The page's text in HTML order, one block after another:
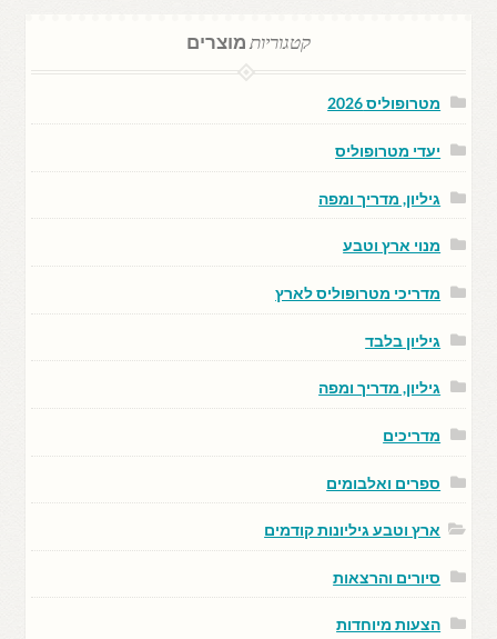
קטגוריותמוצרים
מטרופוליס 2026
יעדי מטרופוליס
גיליון, מדריך ומפה
מנוי ארץ וטבע
מדריכי מטרופוליס לארץ
גיליון בלבד
גיליון, מדריך ומפה
מדריכים
ספרים ואלבומים
ארץ וטבע גיליונות קודמים
סיורים והרצאות
הצעות מיוחדות